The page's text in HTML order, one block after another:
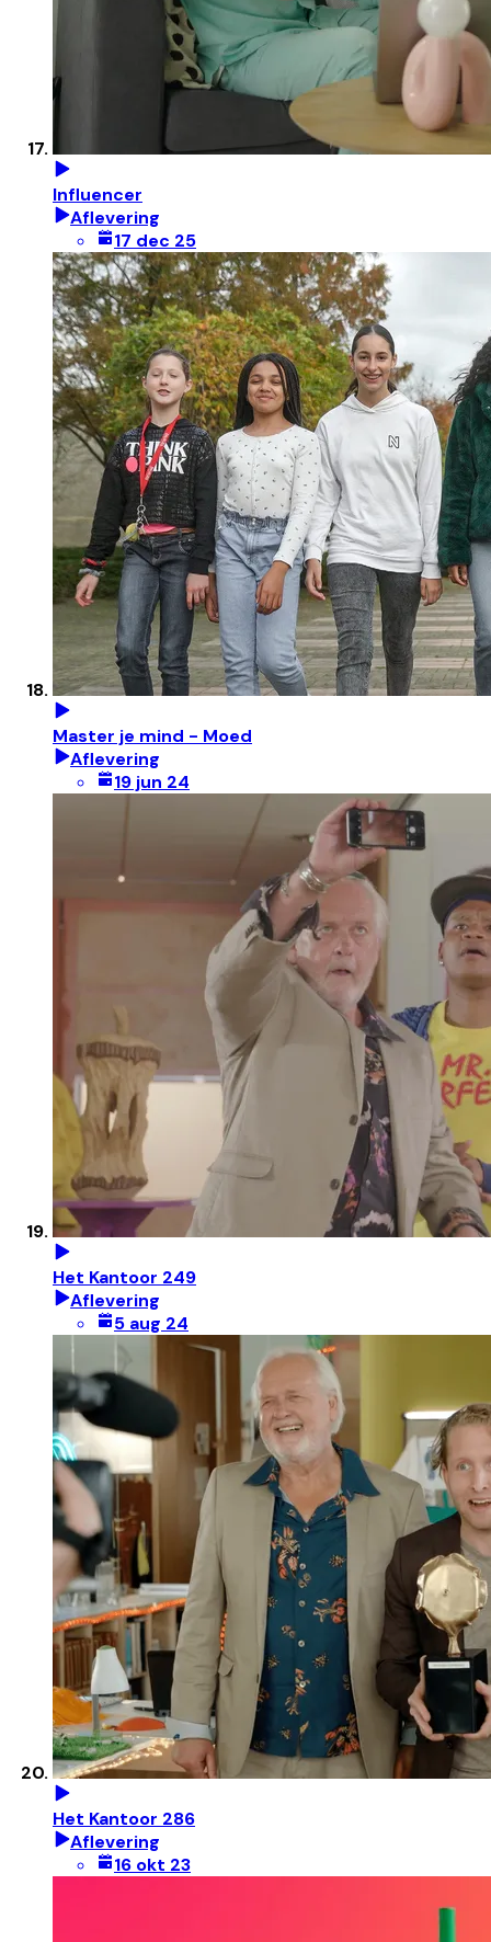
Influencer
Aflevering
17 dec 25
Master je mind - Moed
Aflevering
19 jun 24
Het Kantoor 249
Aflevering
5 aug 24
Het Kantoor 286
Aflevering
16 okt 23